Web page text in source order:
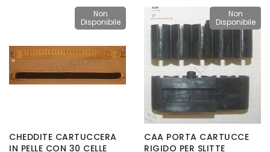
Non
Disponibile
CHEDDITE CARTUCCERA
IN PELLE CON 30 CELLE
Non
Disponibile
CAA PORTA CARTUCCE
RIGIDO PER SLITTE